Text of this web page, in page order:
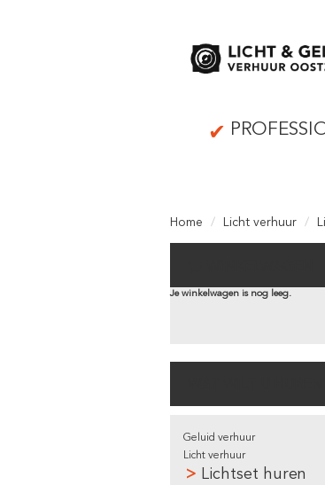
Home Licht verhuur
Je winkelwagen is nog leeg.
Geluid verhuur
Licht verhuur
Lichtset huren